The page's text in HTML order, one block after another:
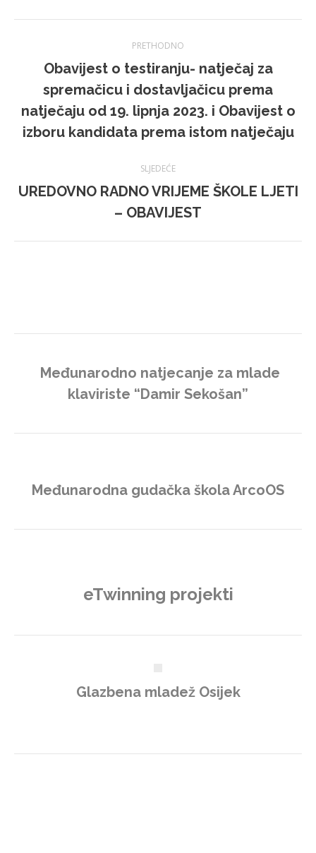
PRETHODNO
Prethodna
objava:
Obavijest o testiranju- natječaj za
spremačicu i dostavljačicu prema
natječaju od 19. lipnja 2023. i Obavijest o
izboru kandidata prema istom natječaju
SLJEDEĆE
Sljedeća
objava:
UREDOVNO RADNO VRIJEME ŠKOLE LJETI
– OBAVIJEST
Međunarodno natjecanje za mlade
klaviriste “Damir Sekošan”
Međunarodna gudačka škola ArcoOS
eTwinning projekti
Glazbena mladež Osijek